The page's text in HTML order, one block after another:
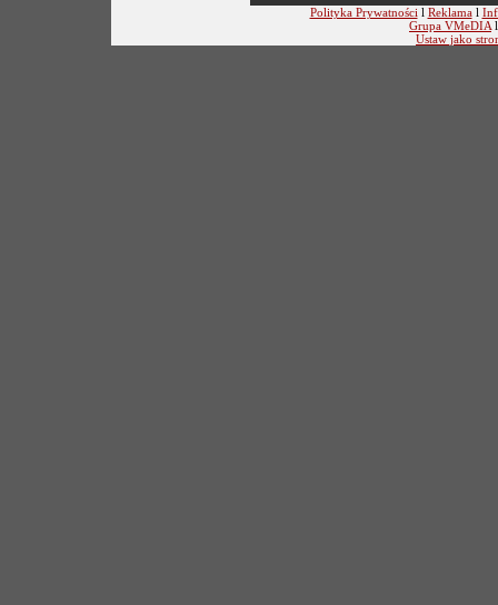
Polityka Prywatności l Reklamal
Grupa VMeDIA
Ustaw jako